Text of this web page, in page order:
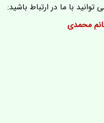
با ما در ارتباط باشید:
محمدی